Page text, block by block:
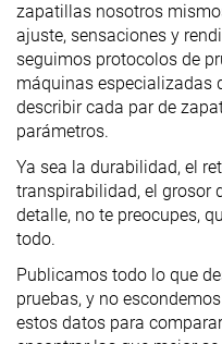
zapatillas nosotros
ajuste, sensaciones y
seguimos protocolos de
máquinas especializadas
describir cada par de
parámetros.
Ya sea la durabilidad, el
transpirabilidad, el grosor
detalle, no te preocupes,
todo.
Publicamos todo lo que
pruebas, y no
estos datos para